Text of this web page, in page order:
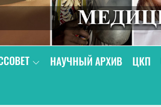
НАУЧНЫЙ АРХИВ ЦКП